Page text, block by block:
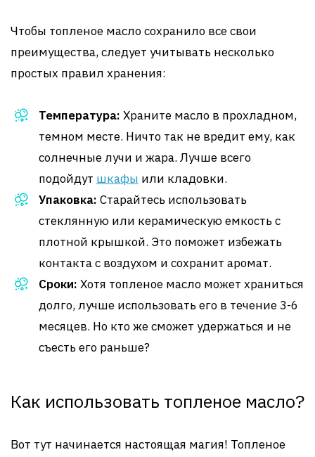
Чтобы топленое масло сохранило все свои
преимущества, следует учитывать несколько
простых правил хранения:
Температура: Храните масло в прохладном,
темном месте. Ничто так не вредит ему, как
солнечные лучи и жара. Лучше всего
подойдут шкафы или кладовки.
Упаковка: Старайтесь использовать
стеклянную или керамическую емкость с
плотной крышкой. Это поможет избежать
контакта с воздухом и сохранит аромат.
Сроки: Хотя топленое масло может храниться
долго, лучше использовать его в течение 3-6
месяцев. Но кто же сможет удержаться и не
съесть его раньше?
Как использовать топленое масло?
Вот тут начинается настоящая магия! Топленое